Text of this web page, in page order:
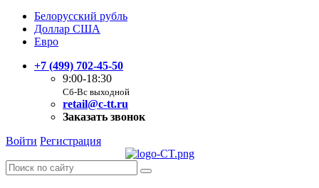
Белорусский рубль
Доллар США
Евро
+7 (499) 702-45-50
9:00-18:30
Сб-Вс выходной
retail@c-tt.ru
Заказать звонок
Войти Регистрация